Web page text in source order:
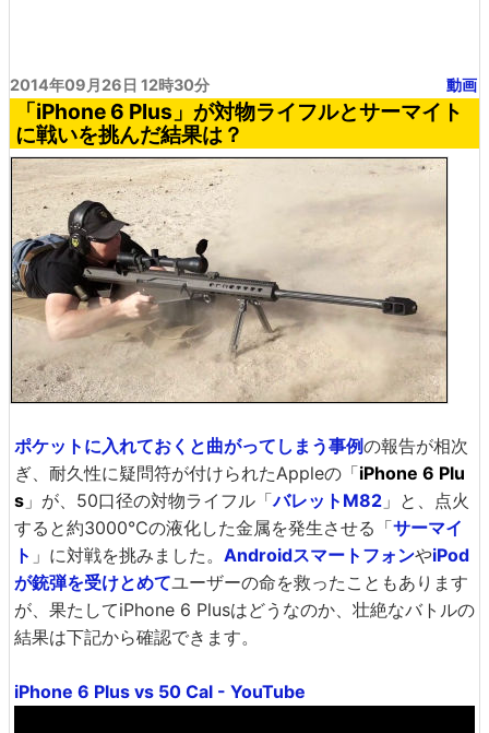
2014年09月26日 12時30分 動画
「iPhone 6 Plus」が対物ライフルとサーマイト
に戦いを挑んだ結果は？
ポケットに入れておくと曲がってしまう事例の報告が相次
ぎ、耐久性に疑問符が付けられたAppleの「iPhone 6 Plu
s 」が、50口径の対物ライフル「バレットM82 」と、点火
すると約3000℃の液化した金属を発生させる「サーマイ
ト 」に対戦を挑みました。 AndroidスマートフォンやiPod
が銃弾を受けとめてユーザーの命を救ったこともあります
が、果たしてiPhone 6 Plusはどうなのか、壮絶なバトルの
結果は下記から確認できます。
iPhone 6 Plus vs 50 Cal - YouTube